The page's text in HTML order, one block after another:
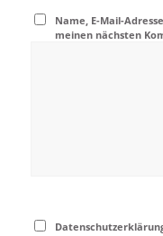
Name, E-Mail-
meinen nächsten